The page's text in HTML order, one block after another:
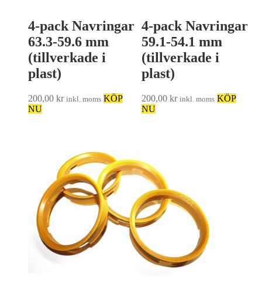
4-pack Navringar
63.3-59.6 mm
(tillverkade i
plast)
200,00 kr inkl. moms KÖP
NU
4-pack Navringar
59.1-54.1 mm
(tillverkade i
plast)
200,00kr inkl. moms KÖP
NU